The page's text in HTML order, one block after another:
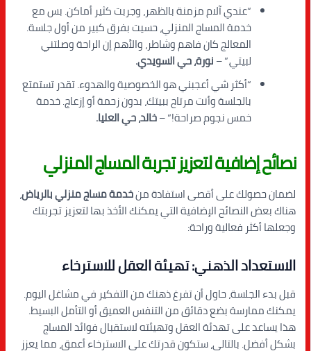
“عندي آلام مزمنة بالظهر، وجربت كثير أماكن. بس مع
خدمة المساج المنزلي، حسيت بفرق كبير من أول جلسة.
المعالج كان فاهم وشاطر، والأهم إن الراحة وصلتني
لبيتي.” –نورة، حي السويدي.
“أكثر شي أعجبني هو الخصوصية والهدوء. تقدر تستمتع
بالجلسة وأنت مرتاح ببيتك، بدون زحمة أو إزعاج. خدمة
خمس نجوم صراحة!” –خالد، حي العليا.
نصائح إضافية لتعزيز تجربة المساج المنزلي
لضمان حصولك على أقصى استفادة منخدمة مساج منزلي بالرياض،
هناك بعض النصائح الإضافية التي يمكنك الأخذ بها لتعزيز تجربتك
وجعلها أكثر فعالية وراحة:
الاستعداد الذهني: تهيئة العقل للاسترخاء
قبل بدء الجلسة، حاول أن تفرغ ذهنك من التفكير في مشاغل اليوم.
يمكنك ممارسة بضع دقائق من التنفس العميق أو التأمل البسيط.
هذا يساعد على تهدئة العقل وتهيئته لاستقبال فوائد المساج
بشكل أفضل. بالتالي، ستكون قدرتك على الاسترخاء أعمق، مما يعزز